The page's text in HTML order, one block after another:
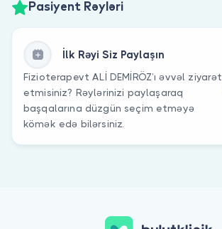
Pasiyent Rəyləri
İlk Rəyi Siz Paylaşın
Fizioterapevt ALİ DEMİRÖZ’ı əvvəl ziyarət
etmisiniz? Rəylərinizi paylaşaraq
başqalarına düzgün seçim etməyə
kömək edə bilərsiniz.